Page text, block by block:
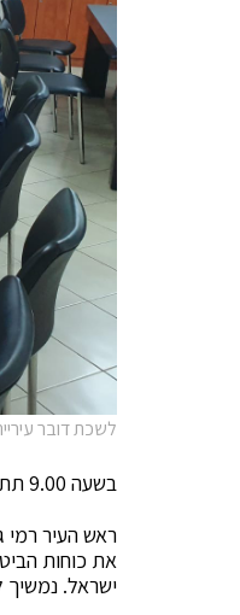
לשכת דובר
בשעה 9.00 תתקיים ישיבת הערכה נוספת ונעדכן מיד לאחר מכן.
ראש העיר רמי
את כוחות
ישראל. נמשיך